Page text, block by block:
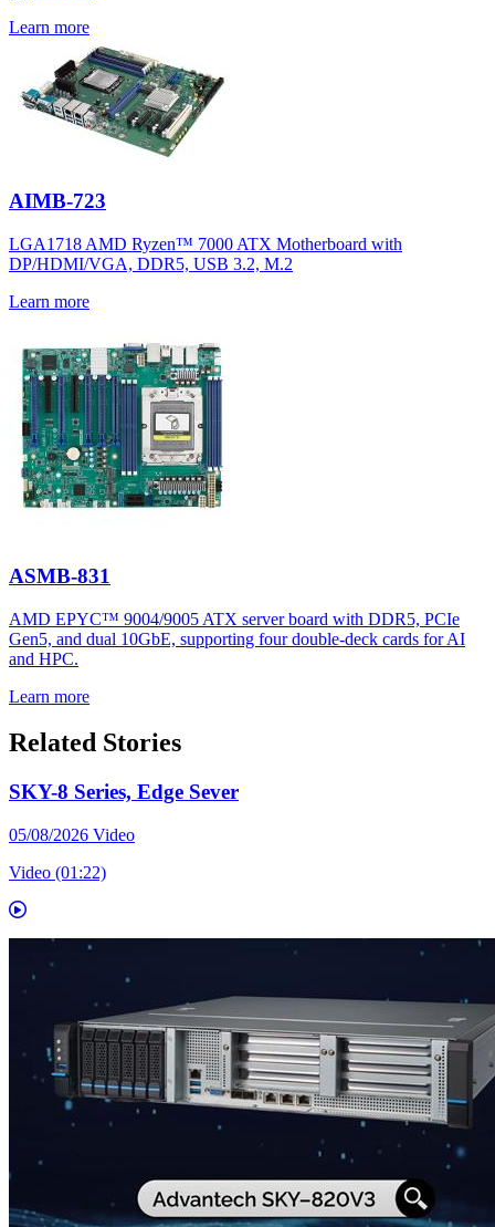
Learn more
AIMB-723
LGA1718 AMD Ryzen™ 7000 ATX Motherboard with
DP/HDMI/VGA, DDR5, USB 3.2, M.2
Learn more
ASMB-831
AMD EPYC™ 9004/9005 ATX server board with DDR5, PCIe
Gen5, and dual 10GbE, supporting four double-deck cards for AI
and HPC.
Learn more
Related Stories
SKY-8 Series, Edge Sever
05/08/2026 Video
Video (01:22)